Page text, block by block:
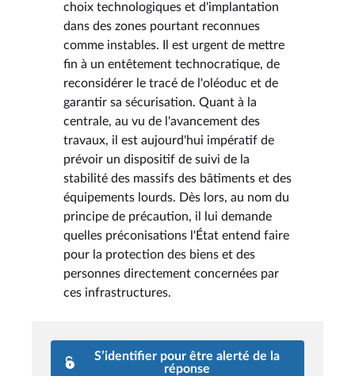
choix technologiques et d'implantation
dans des zones pourtant reconnues
comme instables. Il est urgent de mettre
fin à un entêtement technocratique, de
reconsidérer le tracé de l'oléoduc et de
garantir sa sécurisation. Quant à la
centrale, au vu de l'avancement des
travaux, il est aujourd'hui impératif de
prévoir un dispositif de suivi de la
stabilité des massifs des bâtiments et des
équipements lourds. Dès lors, au nom du
principe de précaution, il lui demande
quelles préconisations l'État entend faire
pour la protection des biens et des
personnes directement concernées par
ces infrastructures.
S’identifier pour être alerté de la
réponse